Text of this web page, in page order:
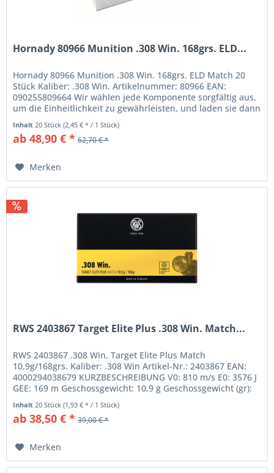
Hornady 80966 Munition .308 Win. 168grs. ELD...
Hornady 80966 Munition .308 Win. 168grs. ELD Match 20
Stück Kaliber: .308 Win. Artikelnummer: 80966 EAN:
090255809664 Wir wählen jede Komponente sorgfältig aus,
um die Einheitlichkeit zu gewährleisten, und laden sie dann
Inhalt20 Stück(2,45 € * / 1 Stück)
ab 48,90 € * 62,70 € *
Merken
RWS 2403867 Target Elite Plus .308 Win. Match...
RWS 2403867 .308 Win. Target Elite Plus Match
10,9g/168grs. Kaliber: .308 Win Artikel-Nr.: 2403867 EAN:
4000294038679 KURZBESCHREIBUNG V0: 810 m/s E0: 3576 J
GEE: 169 m Geschossgewicht: 10,9 g Geschossgewicht (gr):
Inhalt 20 Stück(1,93 € * / 1 Stück)
ab 38,50 € * 39,00 € *
Merken